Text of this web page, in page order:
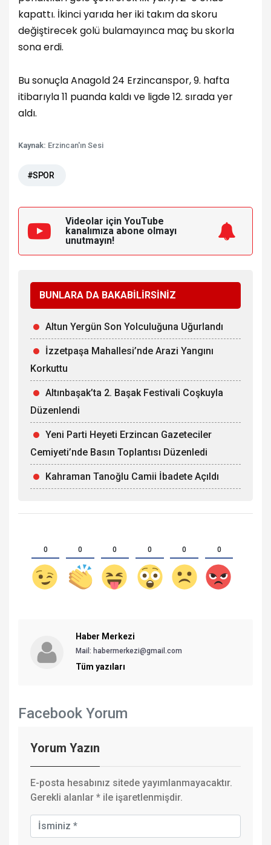
kapattı. İkinci yarıda her iki takım da skoru
değiştirecek golü bulamayınca maç bu skorla
sona erdi.
Bu sonuçla Anagold 24 Erzincanspor, 9. hafta
itibarıyla 11 puanda kaldı ve ligde 12. sırada yer
aldı.
Kaynak: Erzincan'ın Sesi
#SPOR
Videolar için YouTube
kanalımıza abone olmayı
unutmayın!
BUNLARA DA BAKABİLİRSİNİZ
Altun Yergün Son Yolculuğuna Uğurlandı
İzzetpaşa Mahallesi’nde Arazi Yangını
Korkuttu
Altınbaşak’ta 2. Başak Festivali Coşkuyla
Düzenlendi
Yeni Parti Heyeti Erzincan Gazeteciler
Cemiyeti’nde Basın Toplantısı Düzenledi
Kahraman Tanoğlu Camii İbadete Açıldı
0 0 0 0 0 0
Haber Merkezi
Mail: habermerkezi@gmail.com
Tüm yazıları
Facebook Yorum
Yorum Yazın
E-posta hesabınız sitede yayımlanmayacaktır.
Gerekli alanlar * ile işaretlenmişdir.